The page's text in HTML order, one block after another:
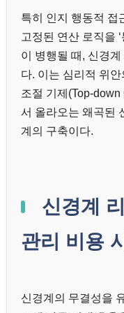
특히 인지 행동적 접
고정된 연산 로직을
이 병행될 때, 신경
다. 이는 심리적 위
조절 기제(Top-
서 올라오는 왜곡된
계의 구축이다.
신경계
관리 비용
신경계의 무결성을